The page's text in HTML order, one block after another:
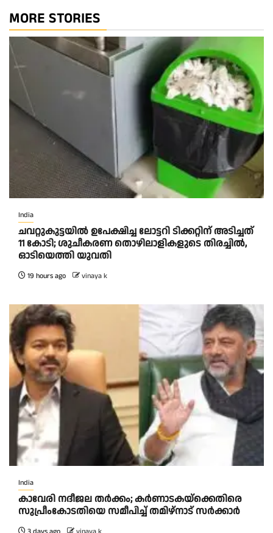
MORE STORIES
India
ചവറ്റുകുട്ടയിൽ ഉപേക്ഷിച്ച ലോട്ടറി ടിക്കറ്റിന് അടിച്ചത്
11 കോടി; ശുചീകരണ തൊഴിലാളികളുടെ തിരച്ചിൽ,
ഓടിയെത്തി യുവതി
19 hours ago vinaya k
India
കാവേരി നദീജല തര്‍ക്കം; കര്‍ണാടകയ്‌ക്കെതിരെ
സുപ്രീംകോടതിയെ സമീപിച്ച് തമിഴ്‌നാട് സർക്കാർ